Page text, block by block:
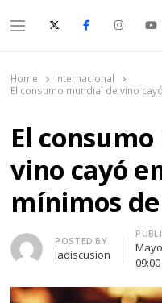
Menu
Home
Internacional
El consumo mundial de vino
El
vino cayó
mínimos
Author
POSTED BY
ladiscusion